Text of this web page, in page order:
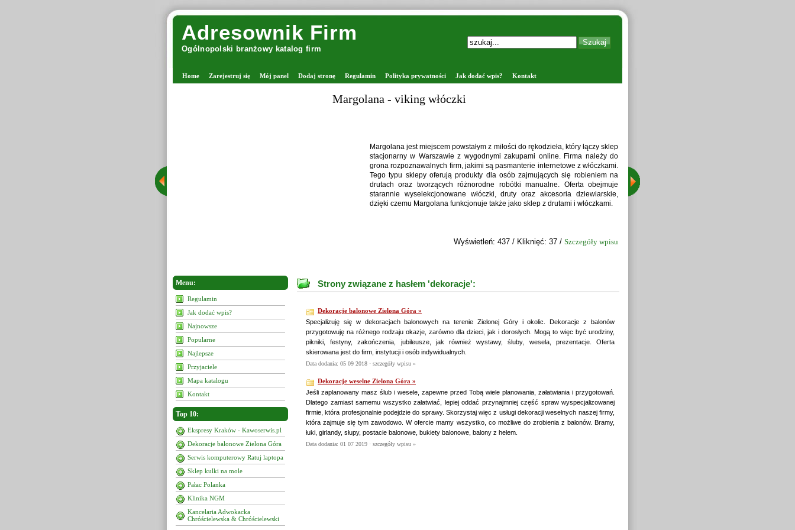
Adresownik Firm
Ogólnopolski branżowy katalog firm
Home Zarejestruj się Mój panel Dodaj stronę Regulamin Polityka prywatności Jak dodać wpis? Kontakt
Margolana - viking włóczki
Margolana jest miejscem powstałym z miłości do rękodzieła, który łączy sklep
stacjonarny w Warszawie z wygodnymi zakupami online. Firma należy do
grona rozpoznawalnych firm, jakimi są pasmanterie internetowe z włóczkami.
Tego typu sklepy oferują produkty dla osób zajmujących się robieniem na
drutach oraz tworzących różnorodne robótki manualne. Oferta obejmuje
starannie wyselekcjonowane włóczki, druty oraz akcesoria dziewiarskie,
dzięki czemu Margolana funkcjonuje także jako sklep z drutami i włóczkami.
Wyświetleń: 437 / Kliknięć: 37 / Szczegóły wpisu
Menu:
Regulamin
Jak dodać wpis?
Najnowsze
Popularne
Najlepsze
Przyjaciele
Mapa katalogu
Kontakt
Top 10:
Ekspresy Kraków - Kawoserwis.pl
Dekoracje balonowe Zielona Góra
Serwis komputerowy Ratuj laptopa
Sklep kulki na mole
Pałac Polanka
Klinika NGM
Kancelaria Adwokacka
Chróścielewska & Chróścielewski
Strony związane z hasłem 'dekoracje':
Dekoracje balonowe Zielona Góra »
Specjalizuję się w dekoracjach balonowych na terenie Zielonej Góry i okolic. Dekoracje z balonów
przygotowuję na różnego rodzaju okazje, zarówno dla dzieci, jak i dorosłych. Mogą to więc być urodziny,
pikniki, festyny, zakończenia, jubileusze, jak również wystawy, śluby, wesela, prezentacje. Oferta
skierowana jest do firm, instytucji i osób indywidualnych.
Data dodania: 05 09 2018 · szczegóły wpisu »
Dekoracje weselne Zielona Góra »
Jeśli zaplanowany masz ślub i wesele, zapewne przed Tobą wiele planowania, załatwiania i przygotowań.
Dlatego zamiast samemu wszystko załatwiać, lepiej oddać przynajmniej część spraw wyspecjalizowanej
firmie, która profesjonalnie podejdzie do sprawy. Skorzystaj więc z usługi dekoracji weselnych naszej firmy,
która zajmuje się tym zawodowo. W ofercie mamy wszystko, co możliwe do zrobienia z balonów. Bramy,
łuki, girlandy, słupy, postacie balonowe, bukiety balonowe, balony z helem.
Data dodania: 01 07 2019 · szczegóły wpisu »